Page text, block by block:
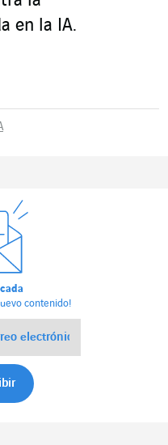
en la IA.
contenido!